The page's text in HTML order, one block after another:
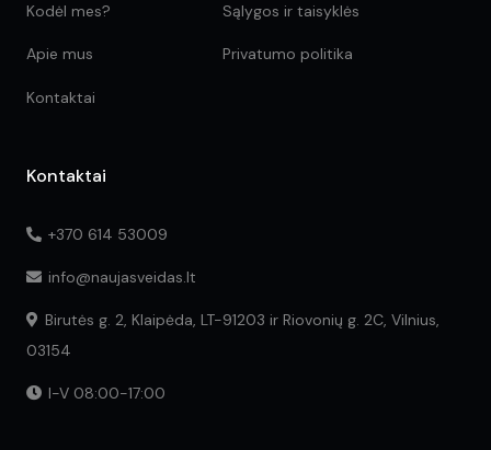
Kodėl mes?
Apie mus
Kontaktai
Sąlygos ir taisyklės
Privatumo politika
Kontaktai
+370 614 53009
info@naujasveidas.lt
Birutės g. 2, Klaipėda, LT-91203 ir Riovonių g. 2C, Vilnius,
03154
I-V 08:00-17:00